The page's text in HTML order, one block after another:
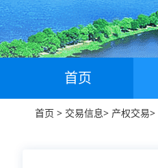
首页
首页 > 交易信息> 产权交易>